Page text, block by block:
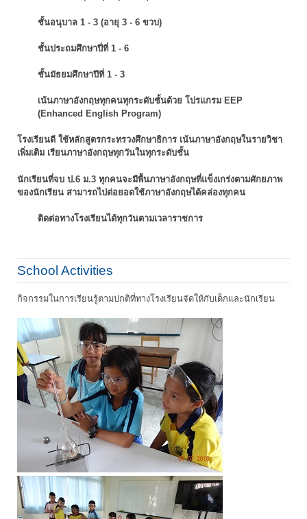
ชั้นอนุบาล 1 - 3 (อายุ 3 - 6 ขวบ)
ชั้นประถมศึกษาปี่ที่ 1 - 6
ชั้นมัธยมศึกษาปีที่ 1 - 3
เน้นภาษาอังกฤษทุกคนทุกระดับชั้นด้วย โปรแกรม EEP
(Enhanced English Program)
โรงเรียนดี ใช้หลักสูตรกระทรวงศึกษาธิการ เน้นภาษาอังกฤษในรายวิชา
เพิ่มเติม เรียนภาษาอังกฤษทุกวันในทุกระดับชั้น
นักเรียนที่จบ ป.6 ม.3 ทุกคนจะมีพื้นภาษาอังกฤษที่แข็งเกร่งตามศักยภาพ
ของนักเรียน สามารถไปต่อยอดใช้ภาษาอังกฤษได้คล่องทุกคน
ติดต่อทางโรงเรียนได้ทุกวันตามเวลาราชการ
School Activities
กิจกรรมในการเรียนรู้ตามปกติที่ทางโรงเรียนจัดให้กับเด็กและนักเรียน